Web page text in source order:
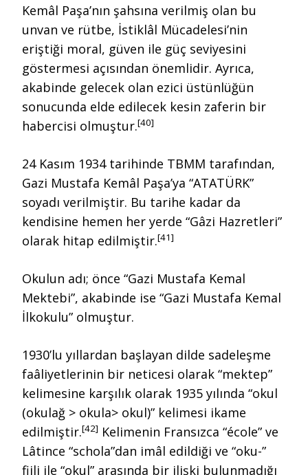
Kemâl Paşa’nın şahsına verilmiş olan bu
unvan ve rütbe, İstiklâl Mücadelesi’nin
eriştiği moral, güven ile güç seviyesini
göstermesi açısından önemlidir. Ayrıca,
akabinde gelecek olan ezici üstünlüğün
sonucunda elde edilecek kesin zaferin bir
habercisi olmuştur.[40]
24 Kasım 1934 tarihinde TBMM tarafından,
Gazi Mustafa Kemâl Paşa’ya “ATATÜRK”
soyadı verilmiştir. Bu tarihe kadar da
kendisine hemen her yerde “Gâzi Hazretleri”
olarak hitap edilmiştir.[41]
Okulun adı; önce “Gazi Mustafa Kemal
Mektebi”, akabinde ise “Gazi Mustafa Kemal
İlkokulu” olmuştur.
1930’lu yıllardan başlayan dilde sadeleşme
faâliyetlerinin bir neticesi olarak “mektep”
kelimesine karşılık olarak 1935 yılında “okul
(okulağ > okula> okul)” kelimesi ikame
edilmiştir.[42] Kelimenin Fransızca “école” ve
Lâtince “schola”dan imâl edildiği ve “oku-”
fiili ile “okul” arasında bir ilişki bulunmadığı